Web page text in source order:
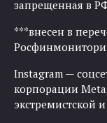
запрещенная в
***внесен в
Instagram —
корпорации
экстремистской